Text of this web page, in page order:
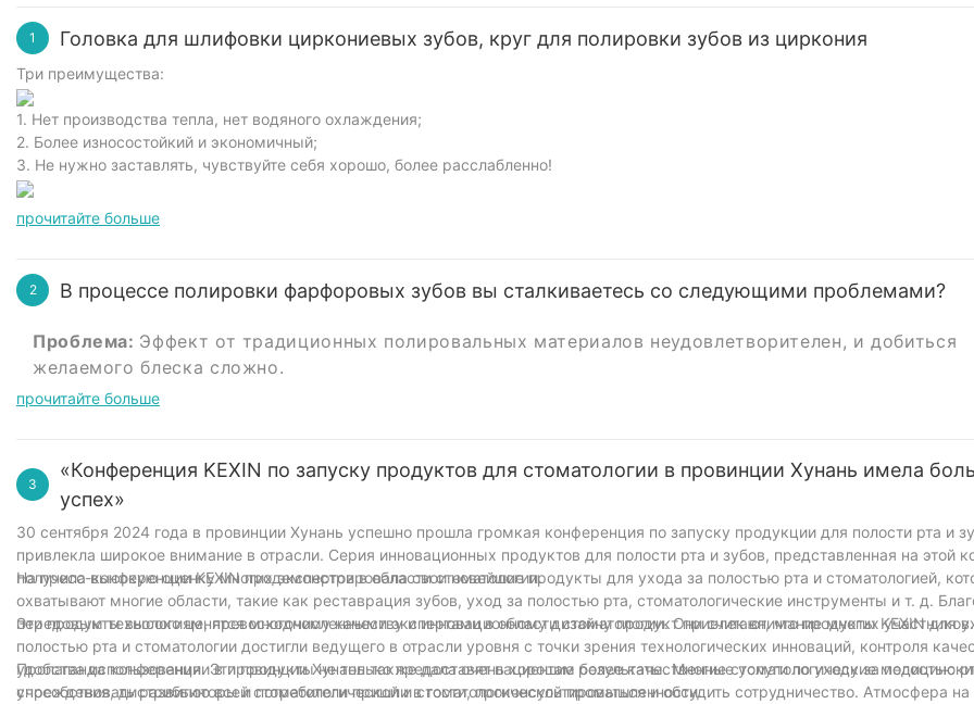
1 Головка для шлифовки циркониевых зубов, круг для полировки зубов из циркония
Три преимущества:
1. Нет производства тепла, нет водяного охлаждения;
2. Более износостойкий и экономичный;
3. Не нужно заставлять, чувствуйте себя хорошо, более расслабленно!
прочитайте больше
2 В процессе полировки фарфоровых зубов вы сталкиваетесь со следующими проблемами?
Проблема: Эффект от традиционных полировальных материалов неудовлетворителен, и добиться
желаемого блеска сложно.
Агитировать:
1. Отличный эффект:Он может эффективно улучшить блеск фарфоровых зубов и сделать их
2. Прочный:
3. Легкий для того чтобы работать:Экономьте свое время и энергию.
4. Безопасный и безвредный:Не оказывают негативного воздействия на организм человека и
Выберите наш силикон для полировки фарфоровых зубов, чтобы обеспечить наилучший эффект
фарфоровых зубов и позволить вашим пациентам иметь более красивую и здоровую улыбку!
прочитайте больше
3
«Конференция KEXIN по запуску продуктов для стоматологии в провинции Хунань имела
успех»
30 сентября 2024 года в провинции Хунань успешно прошла громкая конференция по запуску продукции для полости рта и
привлекла широкое внимание в отрасли. Серия инновационных продуктов для полости рта и зубов, представленная на этой
получила высокую оценку многих экспертов в области стоматологии.
На пресс-конференции KEXIN продемонстрировала свои новейшие продукты для ухода за полостью рта и стоматологией,
охватывают многие области, такие как реставрация зубов, уход за полостью рта, стоматологические инструменты и т. д.
передовым технологиям, превосходному качеству и инновационному дизайну продукт привлек внимание многих участников.
Эти продукты высоко ценятся многочисленными экспертами в области стоматологии. Они считают, что продукты KEXIN для
полостью рта и стоматологии достигли ведущего в отрасли уровня с точки зрения технологических инноваций, контроля
удобства использования. Эти продукты не только предоставят пациентам более качественные услуги по уходу за полостью
способствовать развитию всей стоматологической и стоматологической промышленности.
Пропаганда конференции в провинции Хунань также дала очень хорошие результаты. Многие стоматологические
учреждения, дистрибьюторы и потребители пришли в гости, проконсультироваться и обсудить сотрудничество. Атмосфера